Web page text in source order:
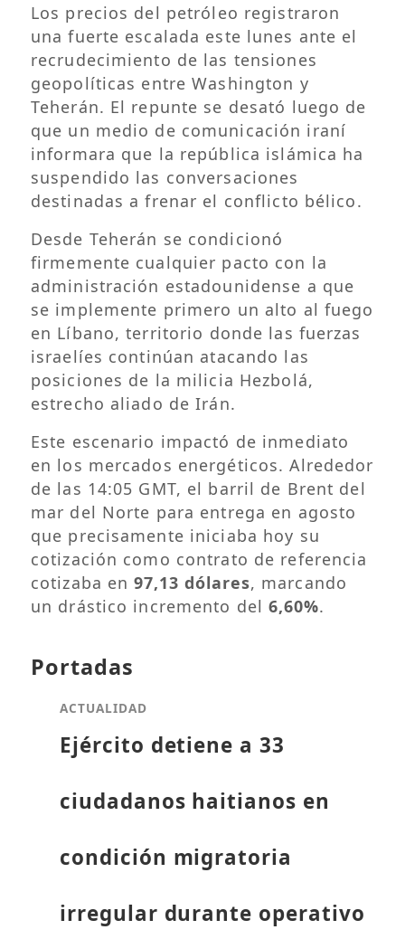
Los precios del petróleo registraron
una fuerte escalada este lunes ante el
recrudecimiento de las tensiones
geopolíticas entre Washington y
Teherán. El repunte se desató luego de
que un medio de comunicación iraní
informara que la república islámica ha
suspendido las conversaciones
destinadas a frenar el conflicto bélico.
Desde Teherán se condicionó
firmemente cualquier pacto con la
administración estadounidense a que
se implemente primero un alto al fuego
en Líbano, territorio donde las fuerzas
israelíes continúan atacando las
posiciones de la milicia Hezbolá,
estrecho aliado de Irán.
Este escenario impactó de inmediato
en los mercados energéticos. Alrededor
de las 14:05 GMT, el barril de Brent del
mar del Norte para entrega en agosto
que precisamente iniciaba hoy su
cotización como contrato de referencia
cotizaba en97,13 dólares, marcando
un drástico incremento del6,60%.
Portadas
ACTUALIDAD
Ejército detiene a 33
ciudadanos haitianos en
condición migratoria
irregular durante operativo